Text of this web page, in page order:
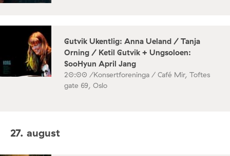
Gutvik Ukentlig: Anna Ueland / Tanja
Orning / Ketil Gutvik + Ungsoloen:
SooHyun April Jang
20:00 /Konsertforeninga / Café Mir, Toftes
gate 69, Oslo
27. august